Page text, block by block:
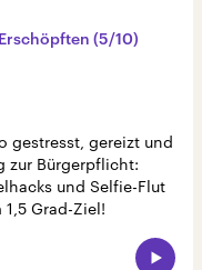
(5/10)
gestresst, gereizt und
zur Bürgerpflicht:
und Selfie-Flut
Grad-Ziel!